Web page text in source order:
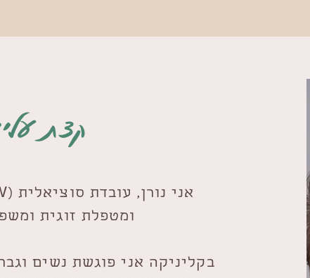
קצת
ומטפלת זוגית
בקליניקה אני פוגשת נשים